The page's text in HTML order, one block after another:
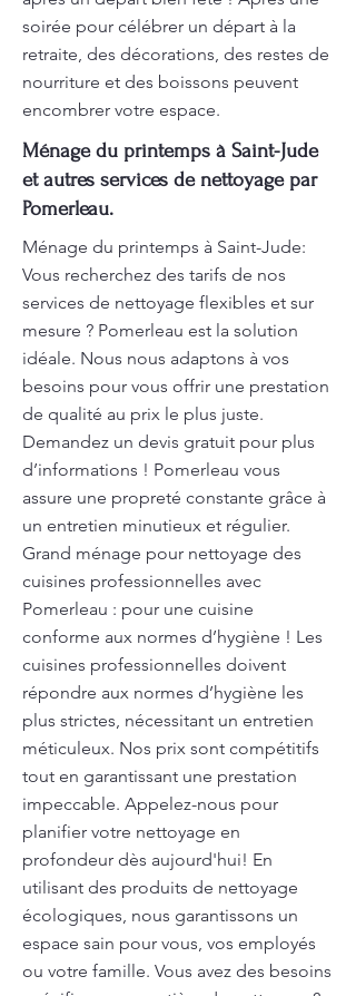
soirée pour célébrer un départ à la
retraite, des décorations, des restes de
nourriture et des boissons peuvent
encombrer votre espace.
Ménage du printemps à Saint-Jude
et autres services de nettoyage par
Pomerleau.
Ménage du printemps à Saint-Jude:
Vous recherchez des tarifs de nos
services de nettoyage flexibles et sur
mesure ? Pomerleau est la solution
idéale. Nous nous adaptons à vos
besoins pour vous offrir une prestation
de qualité au prix le plus juste.
Demandez un devis gratuit pour plus
d’informations ! Pomerleau vous
assure une propreté constante grâce à
un entretien minutieux et régulier.
Grand ménage pour nettoyage des
cuisines professionnelles avec
Pomerleau : pour une cuisine
conforme aux normes d’hygiène ! Les
cuisines professionnelles doivent
répondre aux normes d’hygiène les
plus strictes, nécessitant un entretien
méticuleux. Nos prix sont compétitifs
tout en garantissant une prestation
impeccable. Appelez-nous pour
planifier votre nettoyage en
profondeur dès aujourd'hui! En
utilisant des produits de nettoyage
écologiques, nous garantissons un
espace sain pour vous, vos employés
ou votre famille. Vous avez des besoins